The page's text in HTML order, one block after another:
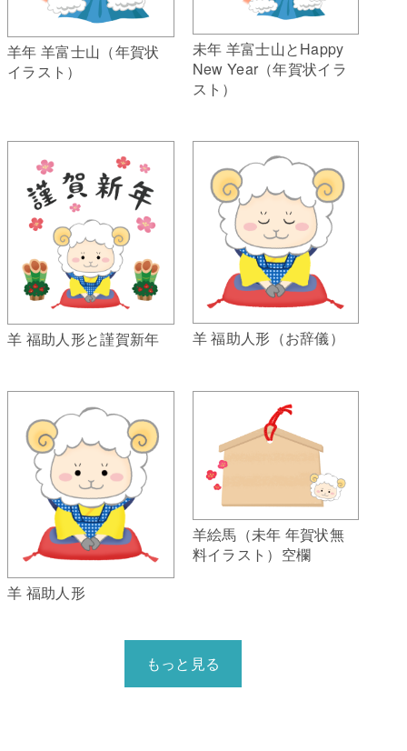
羊年 羊富士山（年賀状
イラスト）
未年 羊富士山とHappy
New Year（年賀状イラ
スト）
羊 福助人形と謹賀新年 羊 福助人形（お辞儀）
羊 福助人形
羊絵馬（未年 年賀状無
料イラスト）空欄
もっと見る